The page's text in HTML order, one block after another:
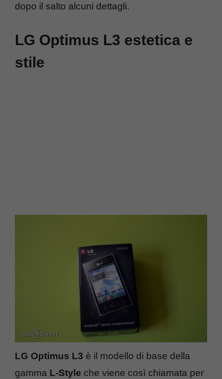
dopo il salto alcuni dettagli.
LG Optimus L3 estetica e
stile
LG Optimus L3 è il modello di base della
gamma L-Style che viene così chiamata per